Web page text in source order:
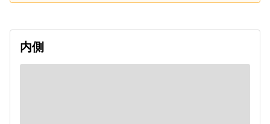
内側